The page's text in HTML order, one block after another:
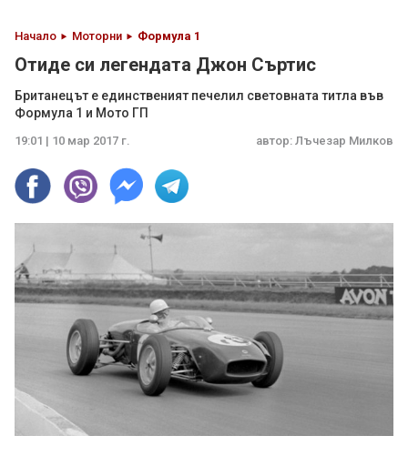
Начало Моторни Формула 1
Отиде си легендата Джон Съртис
Британецът е единственият печелил световната титла във
Формула 1 и Мото ГП
19:01 | 10 мар 2017 г. автор: Лъчезар Милков